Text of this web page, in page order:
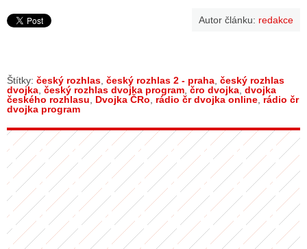
Autor článku: redakce
Štítky: český rozhlas český rozhlas 2 - praha český rozhlas
dvojka český rozhlas dvojka program čro dvojka dvojka
českého rozhlasu
Dvojka ČRo rádio čr dvojka online rádio čr
dvojka program